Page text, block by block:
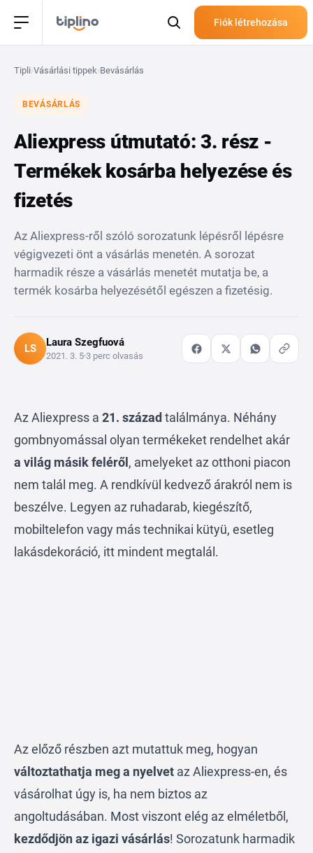
Fiók létrehozása
Tipli›Vásárlási tippek›Bevásárlás
BEVÁSÁRLÁS
Aliexpress útmutató: 3. rész -
Termékek kosárba helyezése és
fizetés
Az Aliexpress-ről szóló sorozatunk lépésről lépésre
végigvezeti önt a vásárlás menetén. A sorozat
harmadik része a vásárlás menetét mutatja be, a
termék kosárba helyezésétől egészen a fizetésig.
LS Laura Szegfuová
2021. 3. 5 3 perc olvasás
Az Aliexpress a 21. század találmánya. Néhány
gombnyomással olyan termékeket rendelhet akár
a világ másik feléről , amelyeket az otthoni piacon
nem talál meg. A rendkívül kedvező árakról nem is
beszélve. Legyen az ruhadarab, kiegészítő,
mobiltelefon vagy más technikai kütyü, esetleg
lakásdekoráció, itt mindent megtalál.
Az előző részben azt mutattuk meg, hogyan
változtathatja meg a nyelvet az Aliexpress-en, és
vásárolhat úgy is, ha nem biztos az
angoltudásában. Most viszont elég az elméletből,
kezdődjön az igazi vásárlás! Sorozatunk harmadik